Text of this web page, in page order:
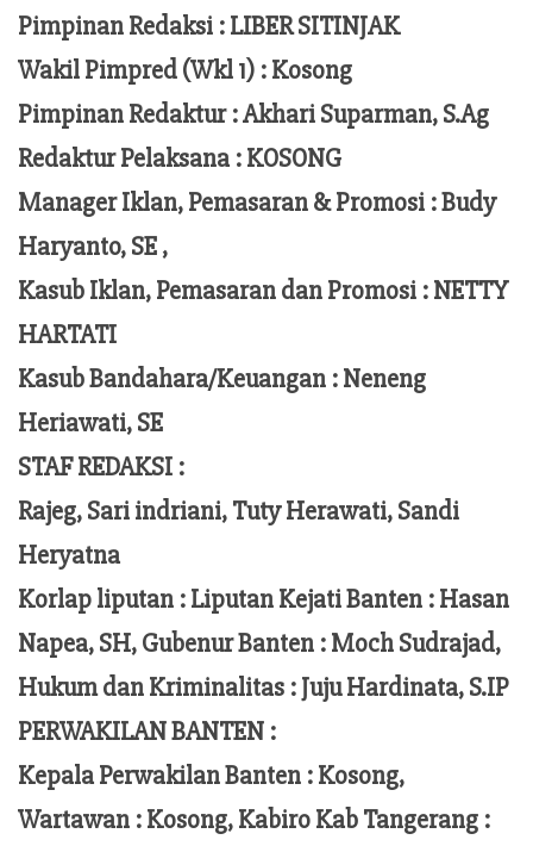
Pimpinan Redaksi :LIBER SITINJAK
Wakil Pimpred (Wkl 1) : Kosong
Pimpinan Redaktur :Akhari Suparman, S.Ag
Redaktur Pelaksana :KOSONG
Manager Iklan, Pemasaran & Promosi :Budy
Haryanto, SE ,
Kasub Iklan, Pemasaran dan Promosi :NETTY
HARTATI
Kasub Bandahara/Keuangan :Neneng
Heriawati, SE
STAF REDAKSI :
Rajeg, Sari indriani, Tuty Herawati, Sandi
Heryatna
Korlap liputan :Liputan Kejati Banten : Hasan
Napea, SH,Gubenur Banten : MochSudrajad,
Hukum dan Kriminalitas :Juju Hardinata, S.IP
PERWAKILAN BANTEN :
Kepala Perwakilan Banten : Kosong,
Wartawan : Kosong, Kabiro Kab Tangerang :